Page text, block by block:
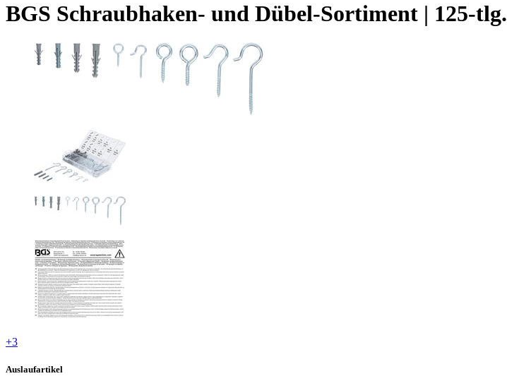
BGS Schraubhaken- und Dübel-Sortiment | 125-tlg.
+3
Auslaufartikel